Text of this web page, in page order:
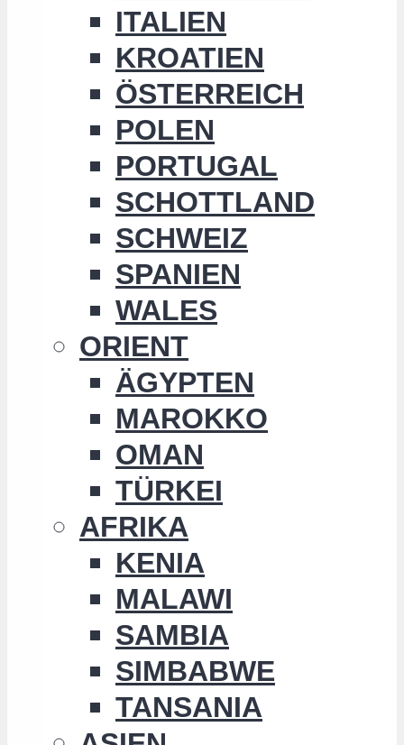
ITALIEN
KROATIEN
ÖSTERREICH
POLEN
PORTUGAL
SCHOTTLAND
SCHWEIZ
SPANIEN
WALES
ORIENT
ÄGYPTEN
MAROKKO
OMAN
TÜRKEI
AFRIKA
KENIA
MALAWI
SAMBIA
SIMBABWE
TANSANIA